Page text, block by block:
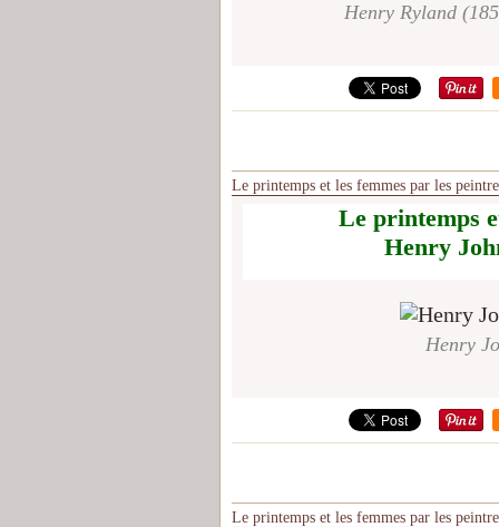
Henry Ryland
Le printemps et les femmes par les
Le printemps
Henry
Henry
Le printemps et les femmes par les